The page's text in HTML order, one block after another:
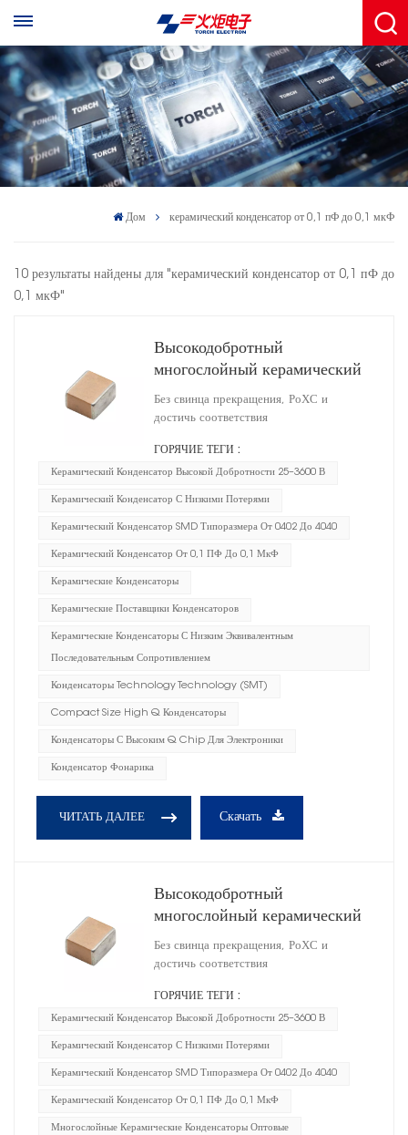
Дом керамический конденсатор от 0,1 пФ до 0,1 мкФ
10 результаты найдены для "керамический конденсатор от 0,1 пФ до
0,1 мкФ"
Высокодобротный
многослойный керамический
конденсатор
Без свинца прекращения, РоХС и
достичь соответствия
ГОРЯЧИЕ ТЕГИ :
Керамический Конденсатор Высокой Добротности 25–3600 В
Керамический Конденсатор С Низкими Потерями
Керамический Конденсатор SMD Типоразмера От 0402 До 4040
Керамический Конденсатор От 0,1 ПФ До 0,1 МкФ
Керамические Конденсаторы
Керамические Поставщики Конденсаторов
Керамические Конденсаторы С Низким Эквивалентным
Последовательным Сопротивлением
Конденсаторы Technology Technology (SMT)
Compact Size High Q Конденсаторы
Конденсаторы С Высоким Q Chip Для Электроники
Конденсатор Фонарика
ЧИТАТЬ ДАЛЕЕ Скачать
Высокодобротный
многослойный керамический
конденсатор 0402
Без свинца прекращения, РоХС и
достичь соответствия
ГОРЯЧИЕ ТЕГИ :
Керамический Конденсатор Высокой Добротности 25–3600 В
Керамический Конденсатор С Низкими Потерями
Керамический Конденсатор SMD Типоразмера От 0402 До 4040
Керамический Конденсатор От 0,1 ПФ До 0,1 МкФ
Многослойные Керамические Конденсаторы Оптовые